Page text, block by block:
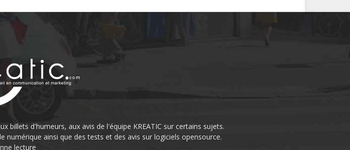
billets d'humeurs, aux avis de l'équipe KREATIC sur certains sujets.
ainsi que des tests et des avis sur logiciels opensource.
lecture